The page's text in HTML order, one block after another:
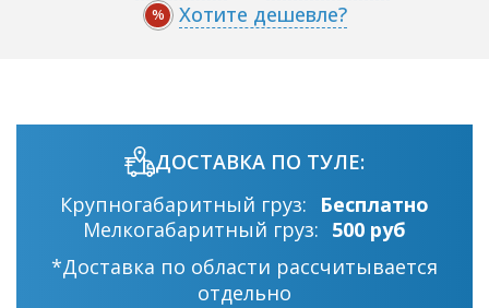
% Хотите дешевле?
ДОСТАВКА ПО ТУЛЕ:
Крупногабаритный груз:
Бесплатно
Мелкогабаритный груз: 500 руб
*Доставка по области рассчитывается
отдельно